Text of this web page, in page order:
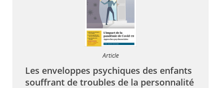
Article
Les enveloppes psychiques des enfants
souffrant de troubles de la personnalité